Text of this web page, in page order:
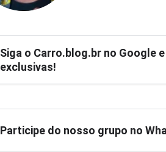
Siga o Carro.blog.br no Google
exclusivas!
Participe do nosso grupo no